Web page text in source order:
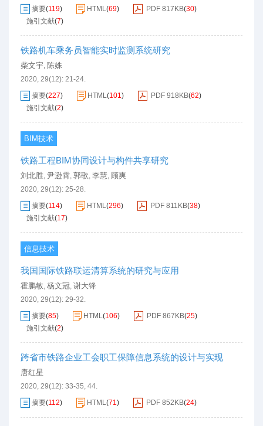
摘要(119) HTML(69) PDF 817KB(30)
施引文献(7)
铁路机车乘务员智能实时监测系统研究
柴文宇, 陈姝
2020, 29(12): 21-24.
摘要(227) HTML(101) PDF 918KB(62)
施引文献(2)
BIM技术
铁路工程BIM协同设计与构件共享研究
刘北胜, 尹逊霄, 郭歌, 李慧, 顾爽
2020, 29(12): 25-28.
摘要(114) HTML(296) PDF 811KB(38)
施引文献(17)
信息技术
我国国际铁路联运清算系统的研究与应用
霍鹏敏, 杨文冠, 谢大锋
2020, 29(12): 29-32.
摘要(85) HTML(106) PDF 867KB(25)
施引文献(2)
跨省市铁路企业工会职工保障信息系统的设计与实现
唐红星
2020, 29(12): 33-35, 44.
摘要(112) HTML (71 ) PDF 852KB(24)